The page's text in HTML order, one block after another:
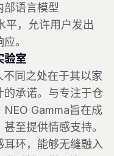
部语言模型
平，允许用户发出
。
验室
同之处在于其以家
的承诺。与专注于仓
Gamma旨在成
至提供情感支持。
环，能够无缝融入